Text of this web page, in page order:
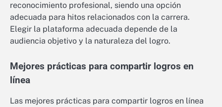
reconocimiento profesional, siendo una opción
adecuada para hitos relacionados con la carrera.
Elegir la plataforma adecuada depende de la
audiencia objetivo y la naturaleza del logro.
Mejores prácticas para compartir logros en
línea
Las mejores prácticas para compartir logros en línea